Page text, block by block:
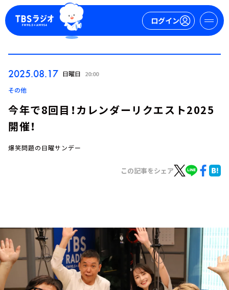
ログイン
お知らせ
イベント・グッズ
YouTube
会社情報
2025.08.17 日曜日 20:00
その他
今年で8回目！カレンダーリクエスト2025
開催！
爆笑問題の日曜サンデー
この記事をシェア